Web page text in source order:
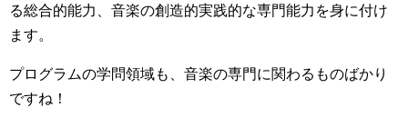
る総合的能力、音楽の創造的実践的な専門能力を身に付け
ます。
プログラムの学問領域も、音楽の専門に関わるものばかり
ですね！